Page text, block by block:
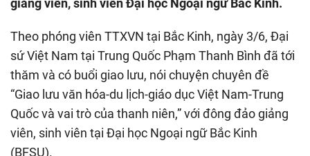
Theo phóng viên TTXVN tại Bắc Kinh, ngày 3/6, Đại
sứ Việt Nam tại Trung Quốc Phạm Thanh Bình đã tới
thăm và có buổi giao lưu, nói chuyện chuyên đề
“Giao lưu văn hóa-du lịch-giáo dục Việt Nam-Trung
Quốc và vai trò của thanh niên,” với đông đảo giảng
viên, sinh viên tại Đại học Ngoại ngữ Bắc Kinh
(BFSU).